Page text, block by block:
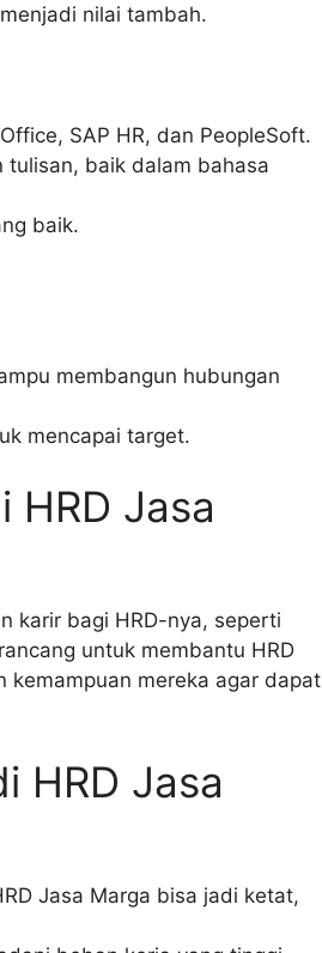
nilai tambah.
SAP HR, dan PeopleSoft.
tulisan, baik dalam bahasa
baik.
membangun hubungan
mencapai target.
HRD Jasa
karir bagi HRD-nya, seperti
untuk membantu HRD
kemampuan mereka agar dapat
HRD Jasa
Jasa Marga bisa jadi ketat,